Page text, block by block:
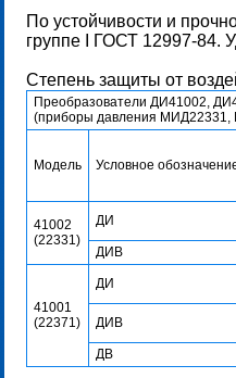
По устойчивости и
группе I ГОСТ 12997-84.
Степень защиты от
Преобразователи ДИ41002,
(приборы давления
Модель Условное
41002
(22331)
ДИ
ДИВ
41001
(22371)
ДИ
ДИВ
ДВ